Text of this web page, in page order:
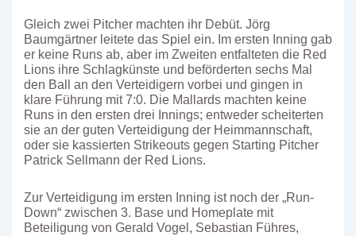
Gleich zwei Pitcher machten ihr Debüt. Jörg
Baumgärtner leitete das Spiel ein. Im ersten Inning gab
er keine Runs ab, aber im Zweiten entfalteten die Red
Lions ihre Schlagkünste und beförderten sechs Mal
den Ball an den Verteidigern vorbei und gingen in
klare Führung mit 7:0. Die Mallards machten keine
Runs in den ersten drei Innings; entweder scheiterten
sie an der guten Verteidigung der Heimmannschaft,
oder sie kassierten Strikeouts gegen Starting Pitcher
Patrick Sellmann der Red Lions.
Zur Verteidigung im ersten Inning ist noch der „Run-
Down“ zwischen 3. Base und Homeplate mit
Beteiligung von Gerald Vogel, Sebastian Führes,